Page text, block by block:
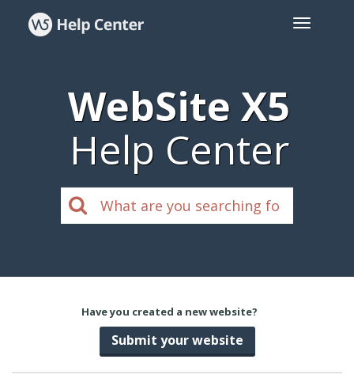
WebSite X5
Help Center
Have you created a new website?
Submit your website